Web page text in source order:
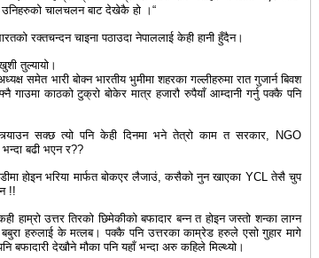
उनिहरुको चालचलन बाट देखेकै हो ।“
रक्तचन्दन चाइना पठाउदा नेपाललाई केही हानी हुँदैन।
तुल्यायो।
समेत भारी बोक्न भारतीय भुमीमा शहरका गल्लीहरुमा रात गुजार्न बिवश
गाउमा काठको टुक्रो बोकेर मात्र हजारौ रुपैयाँ आम्दानी गर्नु पक्कै पनि
सक्छ त्यो पनि केही दिनमा भने तेत्रो काम त सरकार, NGO
भन्दा बढी भएन र??
होइन भरिया मार्फत बोकएर लैजाउं, कसैको नुन खाएका YCL तेसै चुप
!!
उत्तर तिरको छिमेकीको बफादार बन्न त होइन जस्तो शन्का लाग्न
हरुलाई के मत्लब। पक्कै पनि उत्तरका काम्रेड हरुले एसो गुहार मागे
बफादारी देखौने मौका पनि यहाँ भन्दा अरु कहिले मिल्थ्यो।